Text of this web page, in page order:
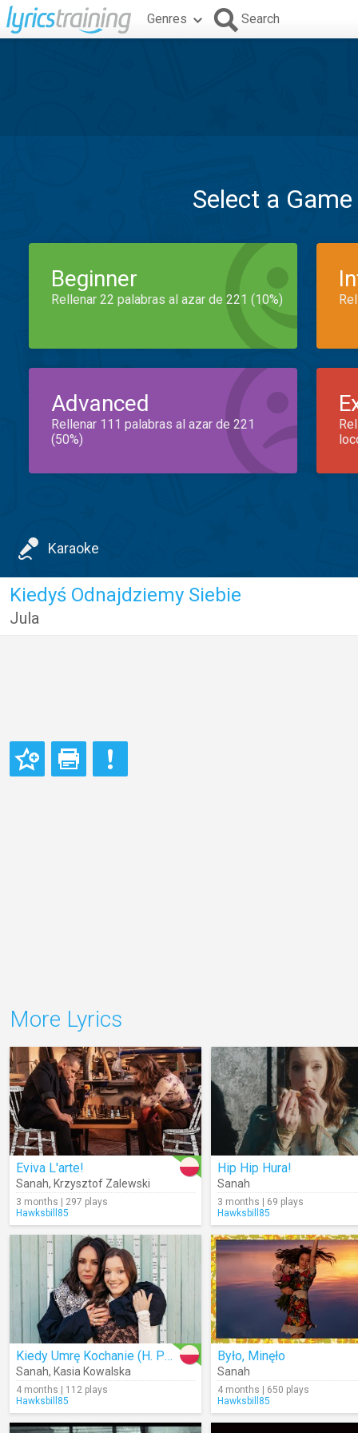
Genres Search
Select a
Beginner
Rellenar 22 palabras al azar de 221 (10%)
Advanced
Rellenar 111 palabras al azar de 221
(50%)
Karaoke
Kiedyś Odnajdziemy Siebie
Jula
More Lyrics
Eviva L'arte!
Sanah, Krzysztof Zalewski
3 months | 297 plays
Hawksbill85
Hip Hip Hura!
Sanah
3 months | 69 plays
Hawksbill85
Kiedy Umrę Kochanie (H. Poświatowska)
Sanah, Kasia Kowalska
4 months | 112 plays
Hawksbill85
Było, Minęło
Sanah
4 months | 650 plays
Hawksbill85